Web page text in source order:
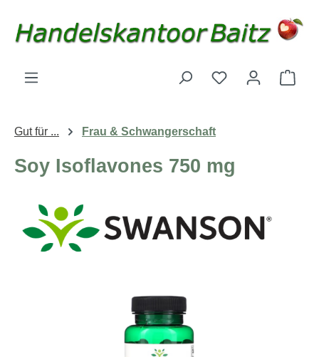
Du hast 0
Gut für ... Frau & Schwangerschaft
Soy Isoflavones 750 mg
Bildergalerie überspringen